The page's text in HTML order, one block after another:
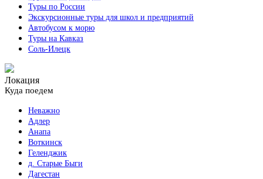
Туры по России
Экскурсионные туры для школ и предприятий
Автобусом к морю
Туры на Кавказ
Соль-Илецк
Локация
Куда поедем
Неважно
Адлер
Анапа
Воткинск
Геленджик
д. Старые Быги
Дагестан